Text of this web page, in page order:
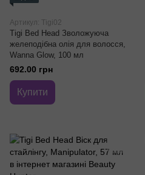
Артикул: Tigi02
Tigi Bed Head Зволожуюча
желеподібна олія для волосся,
Wanna Glow, 100 мл
692.00 грн
Купити